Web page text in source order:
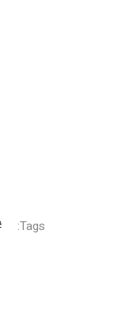
Tags: